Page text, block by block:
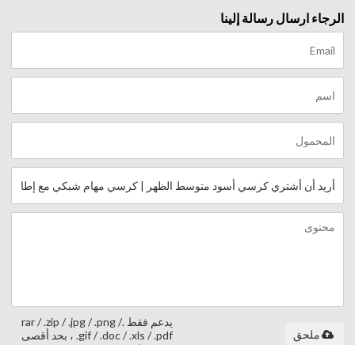
الرجاء ارسال رسالة إلينا
يدعم فقط .rar / .zip / .jpg / .png /
.gif / .doc / .xls / .pdf ، بحد أقصى
ملحق